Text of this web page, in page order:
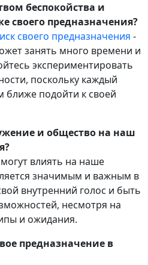
беспокойства и
своего предназначения?
своего предназначения -
занять много времени и
экспериментировать
поскольку каждый
подойти к своей
и общество на наш
влиять на наше
значимым и важным в
внутренний голос и быть
несмотря на
и ожидания.
предназначение в